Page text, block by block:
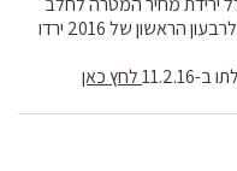
גולמי המשולם לרפתנים, מסוף 2014 ועד לרבעון הראשון של 2016 ירדו
לחץ כאן